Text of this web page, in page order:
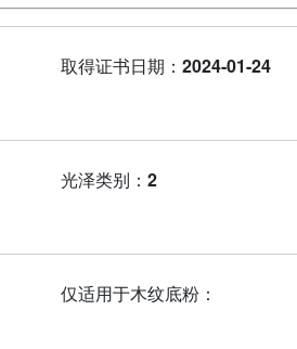
取得证书日期：2024-01-24
光泽类别：2
仅适用于木纹底粉：